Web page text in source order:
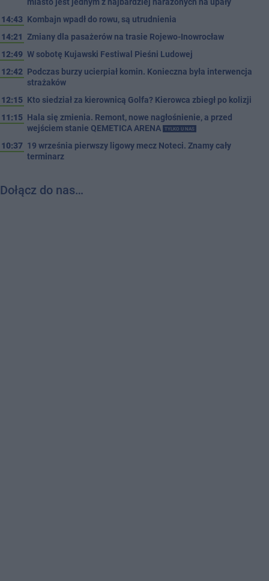
miasto jest jednym z najbardziej narażonych na upały
14:43 Kombajn wpadł do rowu, są utrudnienia
14:21 Zmiany dla pasażerów na trasie Rojewo-Inowrocław
12:49 W sobotę Kujawski Festiwal Pieśni Ludowej
12:42 Podczas burzy ucierpiał komin. Konieczna była interwencja
strażaków
12:15 Kto siedział za kierownicą Golfa? Kierowca zbiegł po kolizji
11:15 Hala się zmienia. Remont, nowe nagłośnienie, a przed
wejściem stanie QEMETICA ARENA
TYLKO U NAS
10:37 19 września pierwszy ligowy mecz Noteci. Znamy cały
terminarz
Dołącz do nas…